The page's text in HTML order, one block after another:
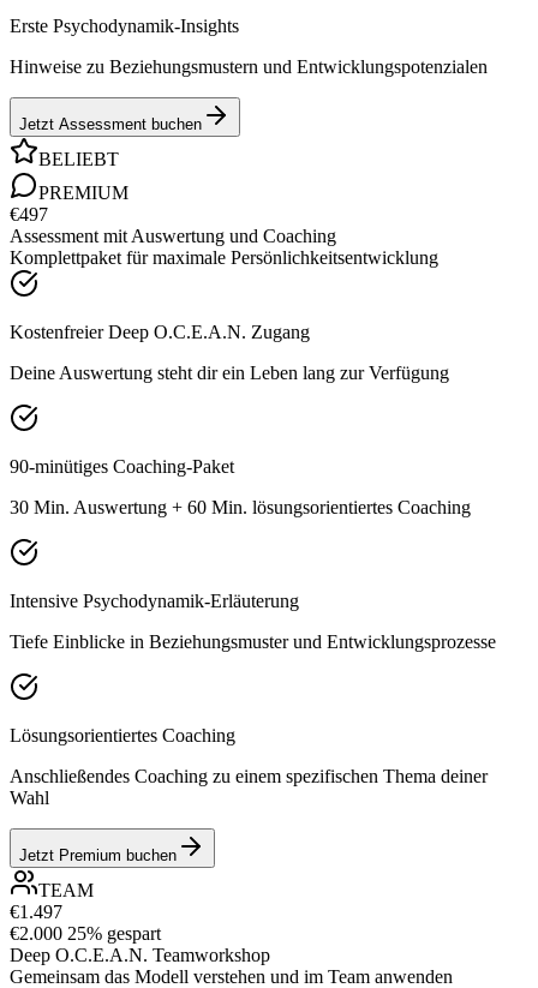
Erste Psychodynamik-Insights
Hinweise zu Beziehungsmustern und Entwicklungspotenzialen
Jetzt Assessment buchen
BELIEBT
PREMIUM
€497
Assessment mit Auswertung und Coaching
Komplettpaket für maximale Persönlichkeitsentwicklung
Kostenfreier Deep O.C.E.A.N. Zugang
Deine Auswertung steht dir ein Leben lang zur Verfügung
90-minütiges Coaching-Paket
30 Min. Auswertung + 60 Min. lösungsorientiertes Coaching
Intensive Psychodynamik-Erläuterung
Tiefe Einblicke in Beziehungsmuster und Entwicklungsprozesse
Lösungsorientiertes Coaching
Anschließendes Coaching zu einem spezifischen Thema deiner
Wahl
Jetzt Premium buchen
TEAM
€1.497
€2.000 25% gespart
Deep O.C.E.A.N. Teamworkshop
Gemeinsam das Modell verstehen und im Team anwenden